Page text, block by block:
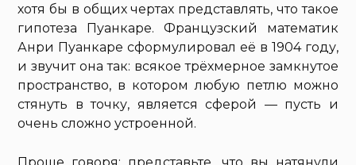
хотя бы в общих чертах представлять, что такое
гипотеза Пуанкаре. Французский математик
Анри Пуанкаре сформулировал её в 1904 году,
и звучит она так: всякое трёхмерное замкнутое
пространство, в котором любую петлю можно
стянуть в точку, является сферой — пусть и
очень сложно устроенной.
Проще говоря: представьте, что вы натянули